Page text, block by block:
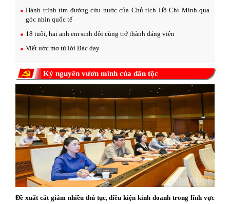
Hành trình tìm đường cứu nước của Chủ tịch Hồ Chí Minh qua
góc nhìn quốc tế
18 tuổi, hai anh em sinh đôi cùng trở thành đảng viên
Viết ước mơ từ lời Bác dạy
Kỷ nguyên vươn mình của dân tộc
Đề xuất cắt giảm nhiều thủ tục, điều kiện kinh doanh trong lĩnh vực